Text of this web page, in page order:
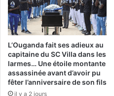
L’Ouganda fait ses adieux au
capitaine du SC Villa dans les
larmes… Une étoile montante
assassinée avant d’avoir pu
fêter l’anniversaire de son fils
il y a 2 jours